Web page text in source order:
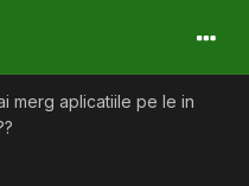
merg aplicatiile pe le in